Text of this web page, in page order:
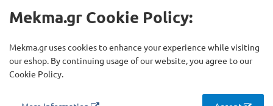
+30 210 27 58 228
Γρηγορίου Λαμπράκη 21,
Λυκόβρυση Τ.Κ. 14123
Mekma.gr Cookie Policy:
Mekma.gr uses cookies to enhance your experience while visiting
our eshop. By continuing usage of our website, you agree to our
Cookie Policy.